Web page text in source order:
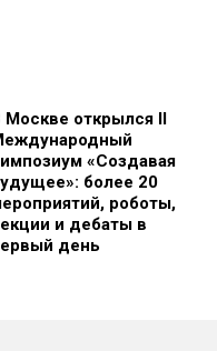
Москве открылся II
«Создавая
более 20
роботы,
и дебаты в
день